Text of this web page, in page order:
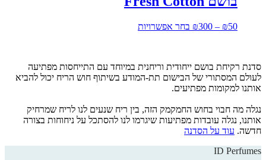
₪50
–
₪300 בחר אפשרויות
סדנת רקיחת בושם ייחודית וריחנית במיוחד עם התייחסות מפתיעה
לעולם המסתורי של הבישום תת-המודע בשיתוף חוש הריח יכול להביא
אותנו למקומות מפתיעים.
נגלה מה חבוי בחוש החמקמק הזה, בין ריח שנעים לנו לריח שמרחיק
אותנו, נגלה עובדות מפתיעות שיגרמו לנו להסתכל על ניחוחות בצורה
חדשה. עוד על הסדנה
ID Perfumes